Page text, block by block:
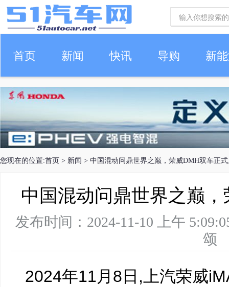
首页 新闻 快讯 导购 新
车生活
您现在的位置:首页 > 新闻 > 中国混动问鼎世界之巅，荣威DMH双车正
中国混动问鼎世界之巅
发布时间：2024-11-10 上午
2024年11月8日,上汽荣威